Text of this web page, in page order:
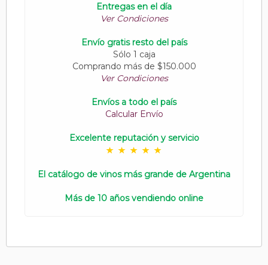
Entregas en el día
Ver Condiciones
Envío gratis resto del país
Sólo 1 caja
Comprando más de $150.000
Ver Condiciones
Envíos a todo el país
Calcular Envío
Excelente reputación y servicio
El catálogo de vinos más grande de Argentina
Más de 10 años vendiendo online